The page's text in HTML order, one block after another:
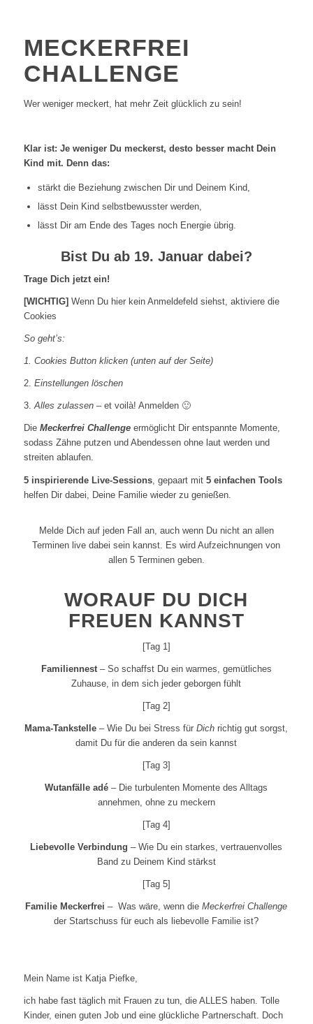
MECKERFREI
CHALLENGE
Wer weniger meckert, hat mehr Zeit glücklich zu sein!
Klar ist: Je weniger Du meckerst, desto besser macht Dein
Kind mit. Denn das:
stärkt die Beziehung zwischen Dir und Deinem Kind,
lässt Dein Kind selbstbewusster werden,
lässt Dir am Ende des Tages noch Energie übrig.
Bist Du ab 19. Januar dabei?
Trage Dich jetzt ein!
[WICHTIG] Wenn Du hier kein Anmeldefeld siehst, aktiviere die
Cookies
So geht’s:
1. Cookies Button klicken (unten auf der Seite)
2. Einstellungen löschen
3.Alles zulassen– et voilà! Anmelden 🙂
Die Meckerfrei Challengeermöglicht Dir entspannte Momente,
sodass Zähne putzen und Abendessen ohne laut werden und
streiten ablaufen.
5 inspirierende Live-Sessions, gepaart mit 5 einfachen Tools
helfen Dir dabei, Deine Familie wieder zu genießen.
Melde Dich auf jeden Fall an, auch wenn Du nicht an allen
Terminen live dabei sein kannst. Es wird Aufzeichnungen von
allen 5 Terminen geben.
WORAUF DU DICH
FREUEN KANNST
[Tag 1]
Familiennest– So schaffst Du ein warmes, gemütliches
Zuhause, in dem sich jeder geborgen fühlt
[Tag 2]
Mama-Tankstelle– Wie Du bei Stress fürDich richtig gut sorgst,
damit Du für die anderen da sein kannst
[Tag 3]
Wutanfälle adé – Die turbulenten Momente des Alltags
annehmen, ohne zu meckern
[Tag 4]
Liebevolle Verbindung– Wie Du ein starkes, vertrauenvolles
Band zu Deinem Kind stärkst
[Tag 5]
Familie Meckerfrei – Was wäre, wenn dieMeckerfrei Challenge
der Startschuss für euch als liebevolle Familie ist?
Mein Name ist Katja Piefke,
ich habe fast täglich mit Frauen zu tun, die ALLES haben. Tolle
Kinder, einen guten Job und eine glückliche Partnerschaft. Doch